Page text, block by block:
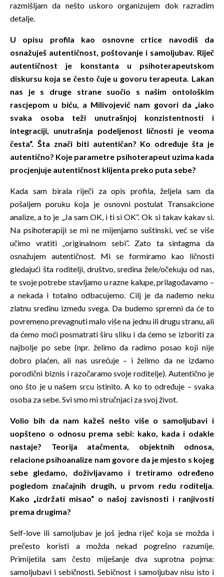
razmišljam da nešto uskoro organizujem dok razradim
detalje.
U opisu profila kao osnovne crtice navodiš da
osnažuješ autentičnost, poštovanje i samoljubav. Riječ
autentičnost je konstanta u psihoterapeutskom
diskursu koja se često čuje u govoru terapeuta. Lakan
nas je s druge strane suočio s našim ontološkim
rascjepom u biću, a Milivojević nam govori da „iako
svaka osoba teži unutrašnjoj konzistentnosti i
integraciji, unutrašnja podeljenost ličnosti je veoma
česta“. Šta znači biti autentičan? Ko određuje šta je
autentično? Koje parametre psihoterapeut uzima kada
procjenjuje autentičnost klijenta preko puta sebe?
Kada sam birala riječi za opis profila, željela sam da
pošaljem poruku koja je osnovni postulat Transakcione
analize, a to je „Ja sam OK, i ti si OK“. Ok si takav kakav si.
Na psihoterapiji se mi ne mijenjamo suštinski, već se više
učimo vratiti „originalnom sebi“. Zato ta sintagma da
osnažujem autentičnost. Mi se formiramo kao ličnosti
gledajući šta roditelji, društvo, sredina žele/očekuju od nas,
te svoje potrebe stavljamo u razne kalupe, prilagođavamo –
a nekada i totalno odbacujemo. Cilj je da nađemo neku
zlatnu sredinu između svega. Da budemo spremni da će to
povremeno prevagnuti malo više na jednu ili drugu stranu, ali
da ćemo moći posmatrati širu sliku i da ćemo se izboriti za
najbolje po sebe (npr. želimo da radimo posao koji nije
dobro plaćen, ali nas usrećuje – i želimo da ne izdamo
porodični biznis i razočaramo svoje roditelje). Autentično je
ono što je u našem srcu istinito. A ko to određuje – svaka
osoba za sebe. Svi smo mi stručnjaci za svoj život.
Volio bih da nam kažeš nešto više o samoljubavi i
uopšteno o odnosu prema sebi: kako, kada i odakle
nastaje? Teorija atačmenta, objektnih odnosa,
relacione psihoanalize nam govore da je mjesto s kojeg
sebe gledamo, doživljavamo i tretiramo određeno
pogledom značajnih drugih, u prvom redu roditelja.
Kako „izdržati misao“ o našoj zavisnosti i ranjivosti
prema drugima?
Self-love ili samoljubav je još jedna riječ koja se možda i
prečesto koristi a možda nekad pogrešno razumije.
Primijetila sam često miješanje dva suprotna pojma:
samoljubavi i sebičnosti. Sebičnost i samoljubav nisu isto i